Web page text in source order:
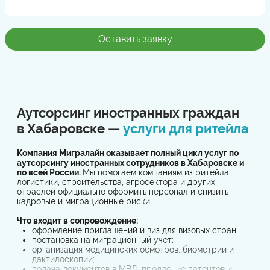
Оставить заявку
Аутсорсинг иностранных граждан
в Хабаровске —услуги для ритейла
Компания Мигралайн оказывает полный цикл услуг по
аутсорсингу иностранных сотрудников в Хабаровске и
по всей России. Мы помогаем компаниям из ритейла,
логистики, строительства, агросектора и других
отраслей официально оформить персонал и снизить
кадровые и миграционные риски.
Что входит в сопровождение:
оформление приглашений и виз для визовых стран;
постановка на миграционный учет;
организация медицинских осмотров, биометрии и
дактилоскопии;